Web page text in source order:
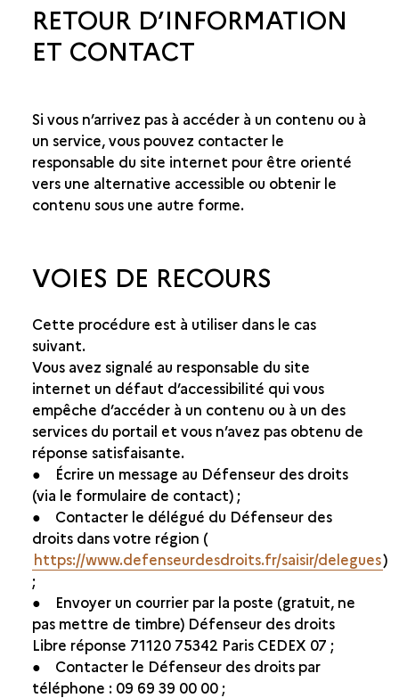
RETOUR D’INFORMATION
ET CONTACT
Si vous n’arrivez pas à accéder à un contenu ou à
un service, vous pouvez contacter le
responsable du site internet pour être orienté
vers une alternative accessible ou obtenir le
contenu sous une autre forme.
VOIES DE RECOURS
Cette procédure est à utiliser dans le cas
suivant.
Vous avez signalé au responsable du site
internet un défaut d’accessibilité qui vous
empêche d’accéder à un contenu ou à un des
services du portail et vous n’avez pas obtenu de
réponse satisfaisante.
● Écrire un message au Défenseur des droits
(via le formulaire de contact) ;
● Contacter le délégué du Défenseur des
droits dans votre région (
https://www.defenseurdesdroits.fr/saisir/delegues)
;
● Envoyer un courrier par la poste (gratuit, ne
pas mettre de timbre) Défenseur des droits
Libre réponse 71120 75342 Paris CEDEX 07 ;
● Contacter le Défenseur des droits par
téléphone : 09 69 39 00 00 ;